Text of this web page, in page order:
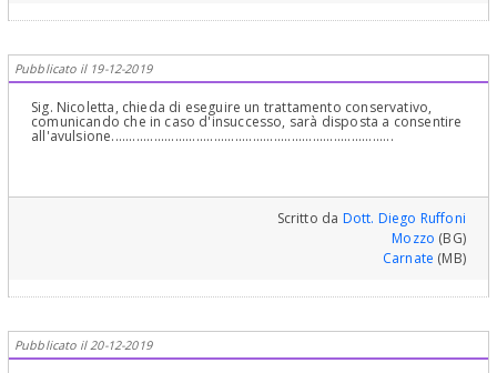
Pubblicato il 19-12-2019
Sig. Nicoletta, chieda di eseguire un trattamento conservativo,
comunicando che in caso d'insuccesso, sarà disposta a consentire
all'avulsione................................................................................
Scritto da Dott. Diego Ruffoni
Mozzo (BG)
Carnate (MB)
Pubblicato il 20-12-2019